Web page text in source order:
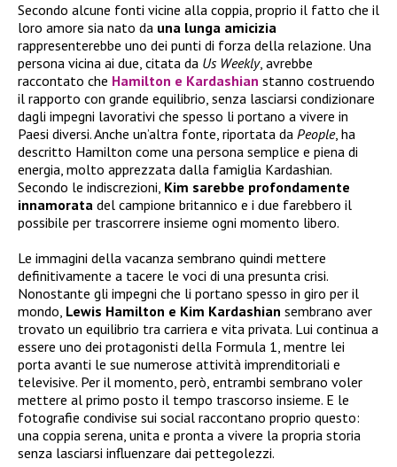
Secondo alcune fonti vicine alla coppia, proprio il fatto che il
loro amore sia nato da una lunga amicizia
rappresenterebbe uno dei punti di forza della relazione. Una
persona vicina ai due, citata da Us Weekly, avrebbe
raccontato che Hamilton e Kardashian stanno costruendo
il rapporto con grande equilibrio, senza lasciarsi condizionare
dagli impegni lavorativi che spesso li portano a vivere in
Paesi diversi. Anche un’altra fonte, riportata da People, ha
descritto Hamilton come una persona semplice e piena di
energia, molto apprezzata dalla famiglia Kardashian.
Secondo le indiscrezioni, Kim sarebbe profondamente
innamorata del campione britannico e i due farebbero il
possibile per trascorrere insieme ogni momento libero.
Le immagini della vacanza sembrano quindi mettere
definitivamente a tacere le voci di una presunta crisi.
Nonostante gli impegni che li portano spesso in giro per il
mondo, Lewis Hamilton e Kim Kardashian sembrano aver
trovato un equilibrio tra carriera e vita privata. Lui continua a
essere uno dei protagonisti della Formula 1, mentre lei
porta avanti le sue numerose attività imprenditoriali e
televisive. Per il momento, però, entrambi sembrano voler
mettere al primo posto il tempo trascorso insieme. E le
fotografie condivise sui social raccontano proprio questo:
una coppia serena, unita e pronta a vivere la propria storia
senza lasciarsi influenzare dai pettegolezzi.